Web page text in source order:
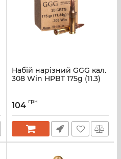
Набій нарізний GGG кал.
308 Win HPBT 175g (11.3)
104 грн